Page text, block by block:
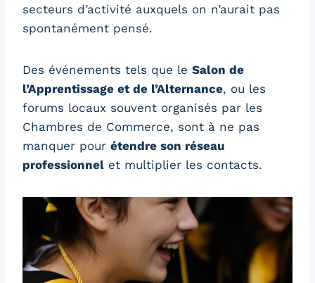
secteurs d’activité auxquels on n’aurait pas
spontanément pensé.
Des événements tels que le Salon de
l’Apprentissage et de l’Alternance, ou les
forums locaux souvent organisés par les
Chambres de Commerce, sont à ne pas
manquer pour étendre son réseau
professionnel et multiplier les contacts.